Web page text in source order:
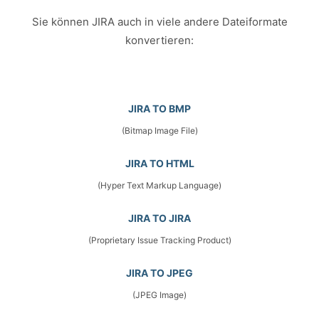
Sie können JIRA auch in viele andere Dateiformate
konvertieren:
JIRA TO BMP
(Bitmap Image File)
JIRA TO HTML
(Hyper Text Markup Language)
JIRA TO JIRA
(Proprietary Issue Tracking Product)
JIRA TO JPEG
(JPEG Image)